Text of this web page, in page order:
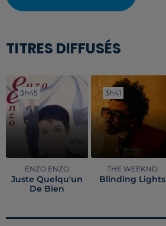
TITRES DIFFUSÉS
3h45
3h45
ENZO ENZO
Juste Quelqu'un
De Bien
3h41
3h41
THE WEEKND
Blinding Lights